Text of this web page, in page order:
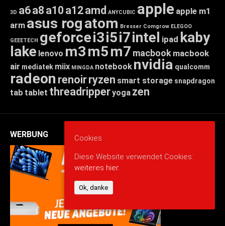
3D a6a8 a10 a12amd ANYCUBIC apple apple m1
arm asus rogatom Bresser Comgrow ELEGOO
GEEETECH geforcei3i5i7intel ipad kaby
lake lenovo m3m5m7 macbook macbook
air mediatek miix MINGDA notebook nvidia qualcomm
radeon renoirryzen smart storage snapdragon
tab tablet threadripperyoga zen
WERBUNG Cookies
Diese Website verwendet Cookies:
weiteres hier.
Ok, danke